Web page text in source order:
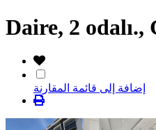
Daire, 2 odalı.,
إضافة إلى قائمة المقارنة